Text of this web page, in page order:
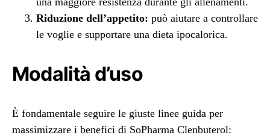
Riduzione dell’appetito: può aiutare a controllare
le voglie e supportare una dieta ipocalorica.
Modalità d’uso
È fondamentale seguire le giuste linee guida per
massimizzare i benefici di SoPharma Clenbuterol: